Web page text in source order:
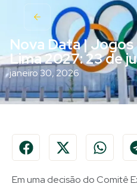
Nova Data |
Lima 2027: 23 de
janeiro 30, 2026
Em uma decisão do Comitê